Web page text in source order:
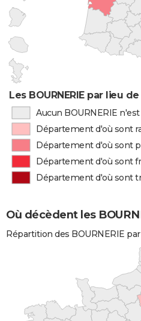
Les BOURNERIE par lieu
Aucun BOURNERIE
Département d'où sont
Département d'où sont
Département d'où sont
Département d'où sont
Où décèdent les
Répartition des BOURNERIE